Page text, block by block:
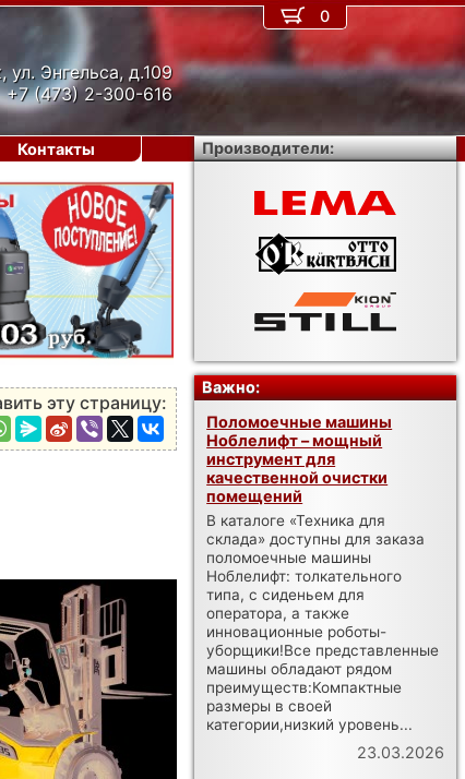
ул. Энгельса, д.109
+7 (473) 2-300-616
›
эту страницу:
0
Контакты Производители:
Важно:
Поломоечные машины
Ноблелифт – мощный
инструмент для
качественной очистки
помещений
В каталоге «Техника для
склада» доступны для заказа
поломоечные машины
Ноблелифт: толкательного
типа, с сиденьем для
оператора, а также
инновационные роботы-
уборщики!Все представленные
машины обладают рядом
преимуществ:Компактные
размеры в своей
категории,низкий уровень...
23.03.2026